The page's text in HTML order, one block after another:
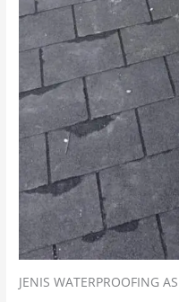
JENIS WATERPROOFING